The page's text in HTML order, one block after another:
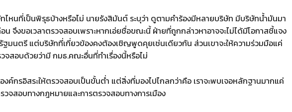
ไหนที่เป็นพิรุธบ้างหรือไม่ นายรังสิมันต์ ระบุว่า ดูตามคำร้องมีหลายบริษัท มีบริษัทน้ำมันมา
น จึงขอเวลาตรวจสอบเพราะหากเอ่ยชื่อขณะนี้ ฝ่ายที่ถูกกล่าวหาอาจจะไม่ได้มีโอกาสชี้แจง
รัฐมนตรี แต่บริษัทที่เกี่ยวข้องคงต้องเชิญพูดคุยเช่นเดียวกัน ส่วนเขาจะให้ความร่วมมือแค่
จสอบด้วยว่ามี กมธ.คณะอื่นที่ทำเรื่องนี้หรือไม่
ค์กรอิสระให้ตรวจสอบเป็นขั้นต่ำ แต่สิ่งที่มองไปไกลกว่าคือ เราจะพบเจอหลักฐานมากแค่
จสอบทางกฎหมายและการตรวจสอบทางการเมือง